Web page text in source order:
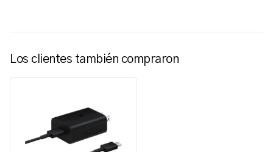
Los clientes también compraron